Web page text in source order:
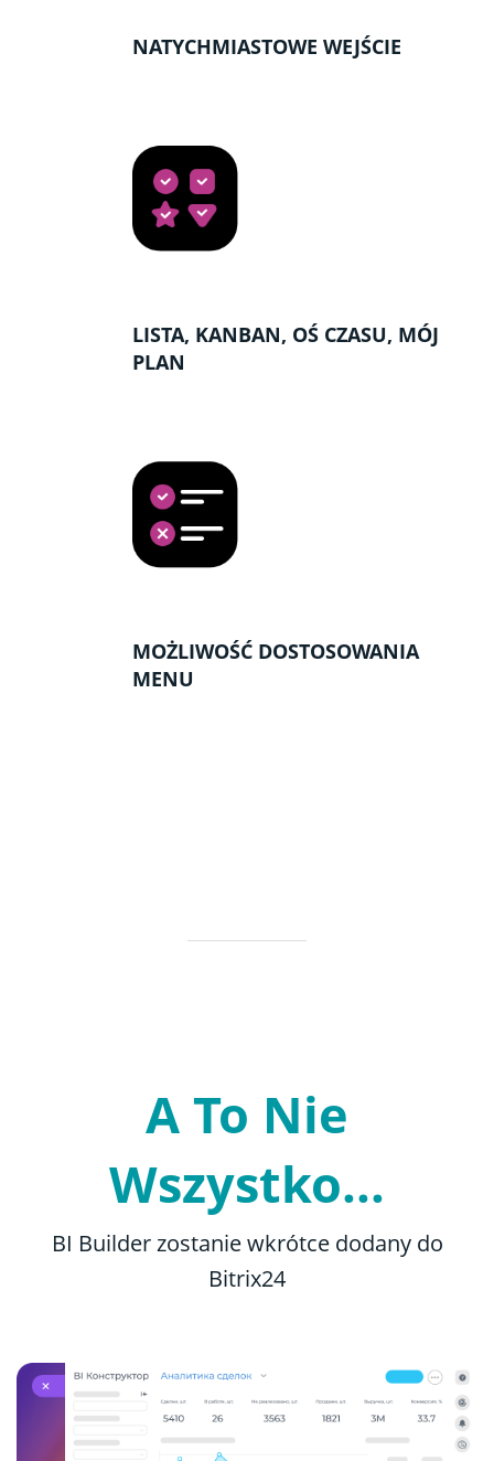
NATYCHMIASTOWE WEJŚCIE
LISTA, KANBAN, OŚ CZASU, MÓJ
PLAN
MOŻLIWOŚĆ DOSTOSOWANIA
MENU
A To Nie
Wszystko...
BI Builder zostanie wkrótce dodany do
Bitrix24